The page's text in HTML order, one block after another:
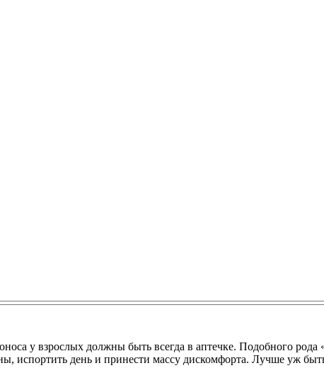
у взрослых должны быть всегда в аптечке. Подобного рода
испортить день и принести массу дискомфорта. Лучше уж